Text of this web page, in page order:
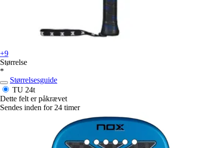
+9
Størrelse
*
Størrelsesguide
TU 24t
Dette felt er påkrævet
Sendes inden for 24 timer